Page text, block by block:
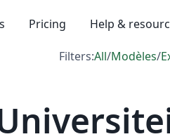
Pricing Help &
Filters:All/Modèles/